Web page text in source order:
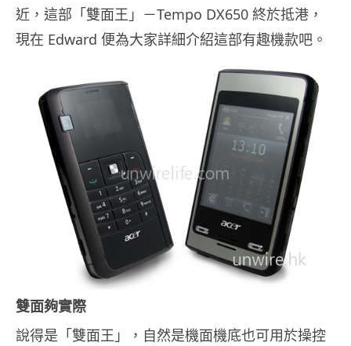
近，這部「雙面王」－Tempo DX650 終於抵港，
現在 Edward 便為大家詳細介紹這部有趣機款吧。
雙面夠實際
說得是「雙面王」，自然是機面機底也可用於操控